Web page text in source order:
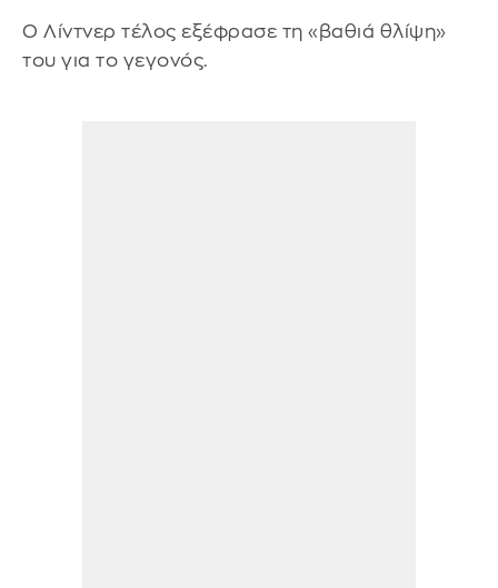
Ο Λίντνερ τέλος εξέφρασε τη «βαθιά θλίψη»
του για το γεγονός.